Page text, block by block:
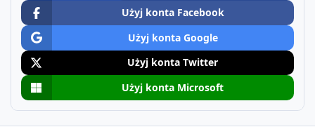
Użyj konta Facebook
Użyj konta Google
Użyj konta Twitter
Użyj konta Microsoft